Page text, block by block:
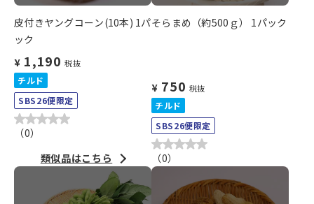
皮付きヤングコーン(10本) 1パ
ック
¥ 1,190 税抜
チルド
SBS26便限定
（0）
類似品はこちら
そらまめ（約500ｇ） 1パック
¥ 750 税抜
チルド
SBS26便限定
（0）